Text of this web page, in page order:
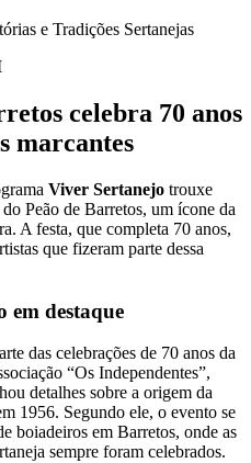
celebra 70 anos
marcantes
Viver Sertanejo trouxe
Peão de Barretos, um ícone da
A festa, que completa 70 anos,
que fizeram parte dessa
em destaque
das celebrações de 70 anos da
“Os Independentes”,
detalhes sobre a origem da
1956. Segundo ele, o evento se
boiadeiros em Barretos, onde as
sempre foram celebrados.